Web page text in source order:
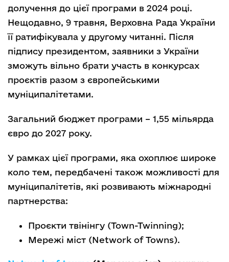
долучення до цієї програми в 2024 році.
Нещодавно, 9 травня, Верховна Рада України
її ратифікувала у другому читанні. Після
підпису президентом, заявники з України
зможуть вільно брати участь в конкурсах
проєктів разом з європейськими
муніципалітетами.
Загальний бюджет програми – 1,55 мільярда
євро до 2027 року.
У рамках цієї програми, яка охоплює широке
коло тем, передбачені також можливості для
муніципалітетів, які розвивають міжнародні
партнерства:
Проєкти твінінгу (Town-Twinning);
Мережі міст (Network of Towns).